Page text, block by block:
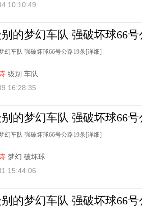
10:10:49
的梦幻车队 强破坏球66号
幻车队 强破坏球66号公路19杀[详细]
级别 车队
16:28:35
的梦幻车队 强破坏球66号
幻车队 强破坏球66号公路19杀[详细]
梦幻 破坏球
15:44:06
的梦幻车队 强破坏球66号